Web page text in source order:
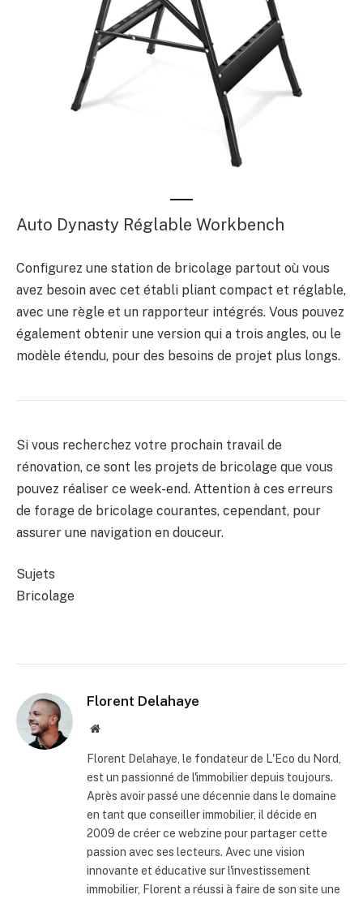
Auto Dynasty Réglable Workbench
Configurez une station de bricolage partout où vous
avez besoin avec cet établi pliant compact et réglable,
avec une règle et un rapporteur intégrés. Vous pouvez
également obtenir une version qui a trois angles, ou le
modèle étendu, pour des besoins de projet plus longs.
Si vous recherchez votre prochain travail de
rénovation, ce sont les projets de bricolage que vous
pouvez réaliser ce week-end. Attention à ces erreurs
de forage de bricolage courantes, cependant, pour
assurer une navigation en douceur.
Sujets
Bricolage
Florent Delahaye
Site
Florent Delahaye, le fondateur de L'Eco du Nord,
est un passionné de l'immobilier depuis toujours.
Après avoir passé une décennie dans le domaine
en tant que conseiller immobilier, il décide en
2009 de créer ce webzine pour partager cette
passion avec ses lecteurs. Avec une vision
innovante et éducative sur l'investissement
immobilier, Florent a réussi à faire de son site une